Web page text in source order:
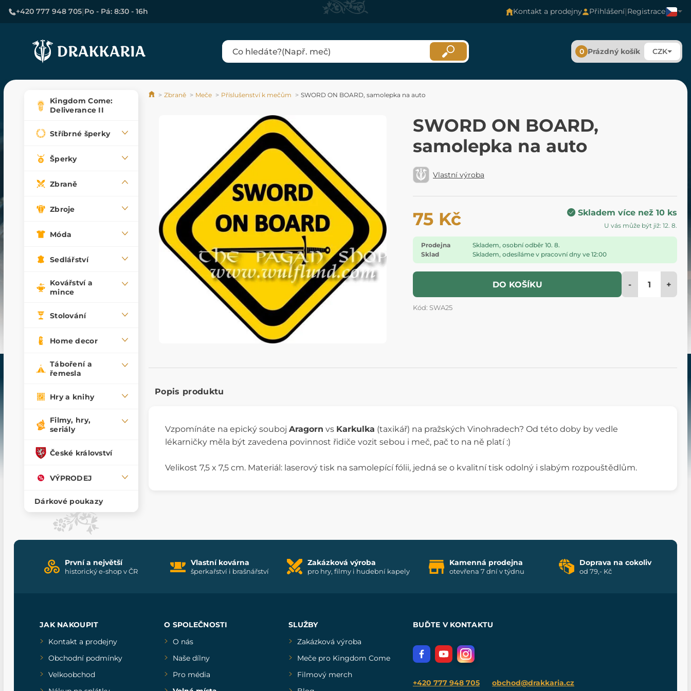
+420 777 948 705|Po - Pá: 8:30 - 16h Kontakt a prodejny Přihlášení|Registrace
0 Prázdný košík CZK
Kingdom Come:
Deliverance II
Stříbrné šperky
Šperky
Zbraně
Zbroje
Móda
Sedlářství
Kovářství a
mince
Stolování
Home decor
Táboření a
řemesla
Hry a knihy
Filmy, hry,
seriály
České království
VÝPRODEJ
Dárkové poukazy
Zbraně Meče Příslušenství k mečům SWORD ON BOARD, samolepka na auto
SWORD ON BOARD,
samolepka na auto
Vlastní výroba
75 Kč Skladem více než 10 ks
U vás může být již: 12. 8.
Prodejna
Skladem, osobní odběr 10. 8.
Sklad
Skladem, odesíláme v pracovní dny ve 12:00
DO KOŠÍKU - +
Kód: SWA25
Popis produktu
Vzpomínáte na epický souboj Aragorn vs Karkulka (taxikář) na pražských Vinohradech? Od této doby by vedle
lékarničky měla být zavedena povinnost řidiče vozit sebou i meč, pač to na ně platí :)
Velikost 7,5 x 7,5 cm. Materiál: laserový tisk na samolepící fólii, jedná se o kvalitní tisk odolný i slabým rozpouštědlům.
První a největší
historický e-shop v ČR
Vlastní kovárna
šperkařství i brašnářství
Zakázková výroba
pro hry, filmy i hudební kapely
Kamenná prodejna
otevřena 7 dní v týdnu
Doprava na cokoliv
od 79,- Kč
JAK NAKOUPIT
Kontakt a prodejny
Obchodní podmínky
Velkoobchod
O SPOLEČNOSTI
O nás
Naše dílny
Pro média
SLUŽBY
Zakázková výroba
Meče pro Kingdom Come
Filmový merch
BUĎTE V KONTAKTU
+420 777 948 705 obchod@drakkaria.cz